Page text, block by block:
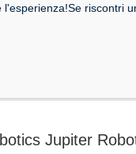
riscontri
Jupiter